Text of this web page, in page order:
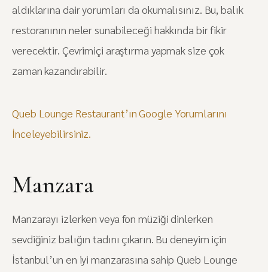
aldıklarına dair yorumları da okumalısınız. Bu, balık
restoranının neler sunabileceği hakkında bir fikir
verecektir. Çevrimiçi araştırma yapmak size çok
zaman kazandırabilir.
Queb Lounge Restaurant’ın Google Yorumlarını
İnceleyebilirsiniz.
Manzara
Manzarayı izlerken veya fon müziği dinlerken
sevdiğiniz balığın tadını çıkarın. Bu deneyim için
İstanbul’un en iyi manzarasına sahip Queb Lounge